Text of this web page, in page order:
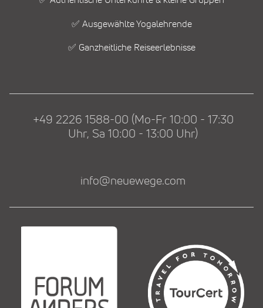
✅ Ausgewählte Yogalehrende
✅ Ganzheitliche Reiseerlebnisse
+49 2226 1588-00 (Mo-Fr 10:00 - 17:30
Uhr, Sa 10:00 - 13:00 Uhr)
info@neuewege.com